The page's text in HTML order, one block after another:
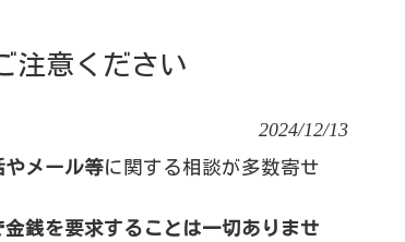
注意ください
2024/12/13
メール等に関する相談が多数寄せ
銭を要求することは一切ありませ